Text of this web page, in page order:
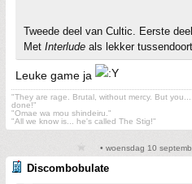
Tweede deel van Cultic. Eerste
Met Interlude als lekker
Leuke game ja
"They are rage. Brutal, without mercy. But
done!"
"Omae wa mou shindeiru."
"All we know is... he's called The Stig!"
• woensdag 10
Discombobulate